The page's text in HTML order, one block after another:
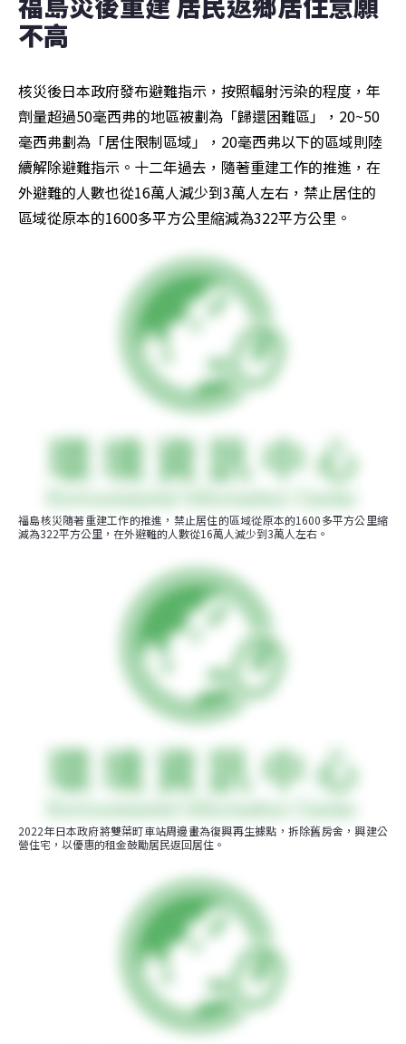
不高
核災後日本政府發布避難指示，按照輻射污染的程度，年
劑量超過50毫西弗的地區被劃為「歸還困難區」，20~50
毫西弗劃為「居住限制區域」，20毫西弗以下的區域則陸
續解除避難指示。十二年過去，隨著重建工作的推進，在
外避難的人數也從16萬人減少到3萬人左右，禁止居住的
區域從原本的1600多平方公里縮減為322平方公里。
福島核災隨著重建工作的推進，禁止居住的區域從原本的1600多平方公里縮
減為322平方公里，在外避難的人數從16萬人減少到3萬人左右。
2022年日本政府將雙葉町車站周邊畫為復興再生據點，拆除舊房舍，興建公
營住宅，以優惠的租金鼓勵居民返回居住。